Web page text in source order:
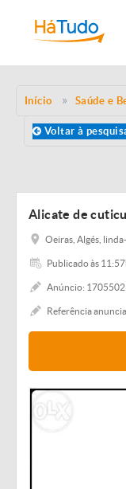
Início Saúde e
Voltar à
Alicate de
Oeiras, Algés,
Publicado às
Anúncio:
Referência